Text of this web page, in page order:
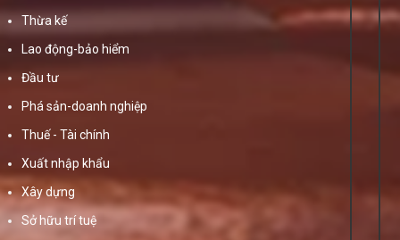
Thừa kế
Lao động-bảo hiểm
Đầu tư
Phá sản-doanh nghiệp
Thuế - Tài chính
Xuất nhập khẩu
Xây dựng
Sở hữu trí tuệ